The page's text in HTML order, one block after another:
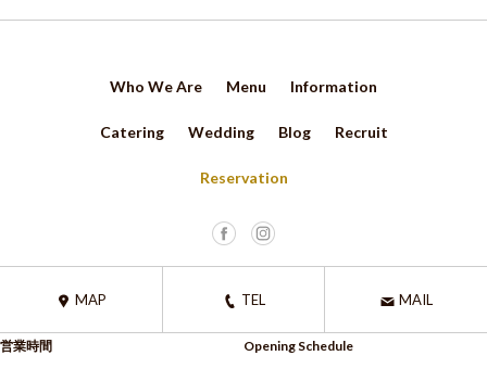
Who We Are Menu Information
Catering Wedding Blog Recruit
Reservation
MAP TEL MAIL
営業時間 Opening Schedule